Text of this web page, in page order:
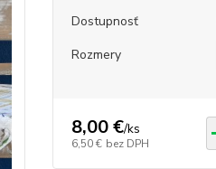
Dostupnosť
Rozmery
8,00 €/ks
6,50 € bez DPH